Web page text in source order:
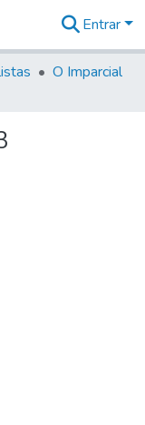
Entrar
O Imparcial